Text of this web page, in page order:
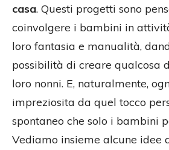
casa. Questi progetti sono
coinvolgere i bambini in
loro fantasia e manualità,
possibilità di creare qualcosa
loro nonni. E, naturalmente,
impreziosita da quel tocco
spontaneo che solo i bambini
Vediamo insieme alcune idee